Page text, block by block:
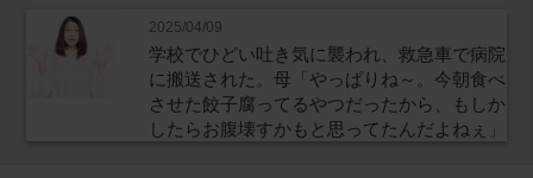
2025/04/09
学校でひどい吐き気に襲われ、救急車で病院
に搬送された。母「やっぱりね～。今朝食べ
させた餃子腐ってるやつだったから、もしか
したらお腹壊すかもと思ってたんだよねぇ」